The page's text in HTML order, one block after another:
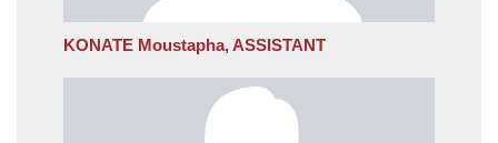
KONATE Moustapha, ASSISTANT